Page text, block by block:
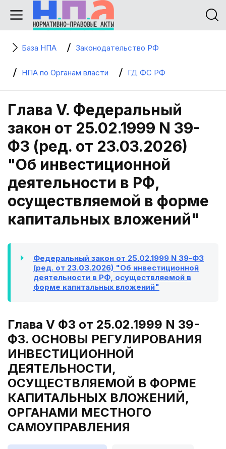
База НПА Законодательство РФ
НПА по Органам власти ГД ФС РФ
Глава V. Федеральный
закон от 25.02.1999 N 39-
ФЗ (ред. от 23.03.2026)
"Об инвестиционной
деятельности в РФ,
осуществляемой в форме
капитальных вложений"
Федеральный закон от 25.02.1999 N 39-ФЗ
(ред. от 23.03.2026) "Об инвестиционной
деятельности в РФ, осуществляемой в
форме капитальных вложений"
Глава V ФЗ от 25.02.1999 N 39-
ФЗ. ОСНОВЫ РЕГУЛИРОВАНИЯ
ИНВЕСТИЦИОННОЙ
ДЕЯТЕЛЬНОСТИ,
ОСУЩЕСТВЛЯЕМОЙ В ФОРМЕ
КАПИТАЛЬНЫХ ВЛОЖЕНИЙ,
ОРГАНАМИ МЕСТНОГО
САМОУПРАВЛЕНИЯ